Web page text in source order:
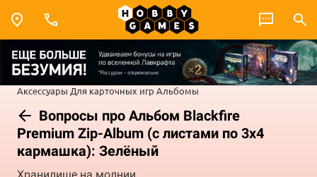
Аксессуары Для карточных игр Альбомы
Вопросы про Альбом Blackfire
Premium Zip-Album (с листами по 3х4
кармашка): Зелёный